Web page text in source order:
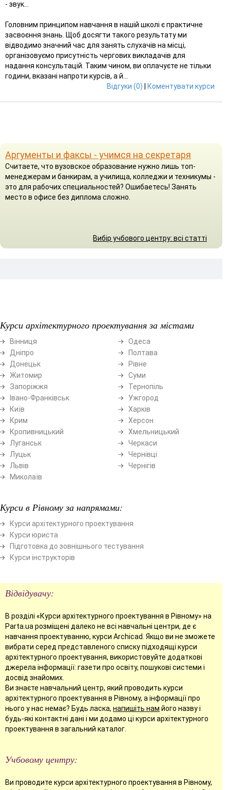
- звук...
Головним принципом навчання в нашій школі є практичне
засвоєння знань. Щоб досягти такого результату ми
відводимо значний час для занять слухачів на місці,
організовуємо присутність чергових викладачів для
надання консультацій. Таким чином, ви оплачуєте не тільки
години, вказані напроти курсів, а й...
Відгуки (0)
Коментувати курси
Аргументы и факсы - учимся на секретаря
Считаете, что вузовское образование нужно лишь топ-
менеджерам и банкирам, а училища, колледжи и техникумы -
это для рабочих специальностей? Ошибаетесь! Занять
место в офисе без диплома сложно.
Вибір учбового центру: всі статті
Курси архітектурного проектування за містами
Вінниця
Дніпро
Донецьк
Житомир
Запоріжжя
Івано-Франківськ
Київ
Крим
Кропивницький
Луганськ
Луцьк
Львів
Миколаїв
Одеса
Полтава
Рівне
Суми
Тернопіль
Ужгород
Харків
Херсон
Хмельницький
Черкаси
Чернівці
Чернігів
Курси в Рівному за напрямами:
Курси архітектурного проектування
Курси юриста
Підготовка до зовнішнього тестування
Курси інструкторів
Відвідувачу:
В розділі «Курси архітектурного проектування в Рівному» на
Parta.ua розміщені далеко не всі навчальні центри, де є
навчання проектуванню, курси Archicad. Якщо ви не зможете
вибрати серед представленого списку підходящі курси
архітектурного проектування, використовуйте додаткові
джерела інформації: газети про освіту, пошукові системи і
досвід знайомих.
Ви знаєте навчальний центр, який проводить курси
архітектурного проектування в Рівному, а інформації про
нього у нас немає? Будь ласка, напишіть нам його назву і
будь-які контактні дані і ми додамо ці курси архітектурного
проектування в загальний каталог.
Учбовому центру:
Ви проводите курси архітектурного проектування в Рівному,